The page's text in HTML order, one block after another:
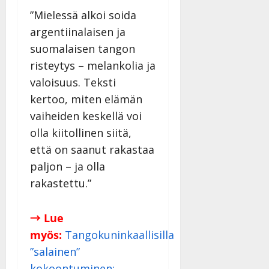
”Mielessä alkoi soida
argentiinalaisen ja
suomalaisen tangon
risteytys – melankolia ja
valoisuus. Teksti
kertoo, miten elämän
vaiheiden keskellä voi
olla kiitollinen siitä,
että on saanut rakastaa
paljon – ja olla
rakastettu.”
→ Lue
myös: Tangokuninkaallisilla
”salainen”